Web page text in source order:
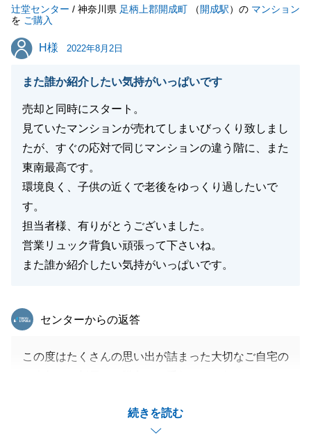
き等大変であったかと存じますが、私共からのご依頼
事項につきましてもいつもスピーディーに対応くださ
り、ありがとうございました。
は大変かと存じますが、何かお困りのことがございま
したら今後も気兼ねなくお申し付けくださいませ。
辻堂センター / 神奈川県 足柄上郡開成町 （開成駅）の マンション
を ご購入
H様
H様 2022年8月2日
また誰か紹介したい気持がいっぱいです
売却と同時にスタート。
見ていたマンションが売れてしまいびっくり致しまし
たが、すぐの応対で同じマンションの違う階に、また
東南最高です。
環境良く、子供の近くで老後をゆっくり過したいで
す。
担当者様、有りがとうございました。
営業リュック背負い頑張って下さいね。
また誰か紹介したい気持がいっぱいです。
続きを読む
東急リバブル
センターからの返答
この度はたくさんの思い出が詰まった大切なご自宅の
H様にはご内覧やお取引に関するところで何度もご協